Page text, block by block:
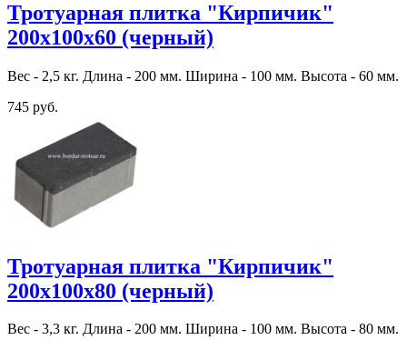
Тротуарная плитка "Кирпичик"
200х100х60 (черный)
Вес - 2,5 кг. Длина - 200 мм. Ширина - 100 мм. Высота - 60 мм.
745 руб.
Тротуарная плитка "Кирпичик"
200х100х80 (черный)
Вес - 3,3 кг. Длина - 200 мм. Ширина - 100 мм. Высота - 80 мм.